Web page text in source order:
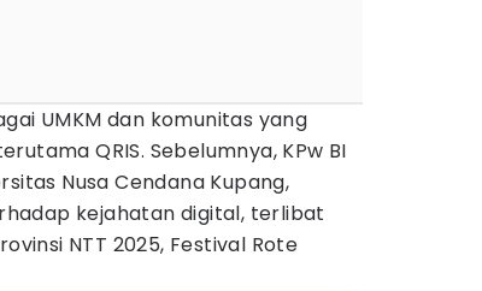
UMKM dan komunitas yang
QRIS. Sebelumnya, KPw BI
Nusa Cendana Kupang,
kejahatan digital, terlibat
NTT 2025, Festival Rote